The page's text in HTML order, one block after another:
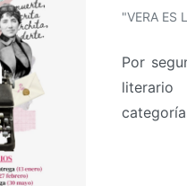
"VERA ES
Por